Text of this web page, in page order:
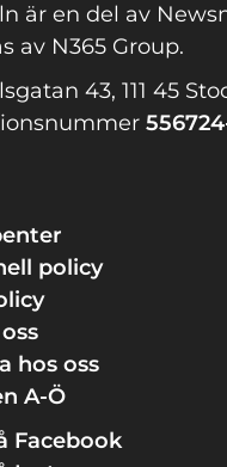
är en del av
av N365 Group.
43, 111 45
policy
hos oss
A-Ö
Facebook